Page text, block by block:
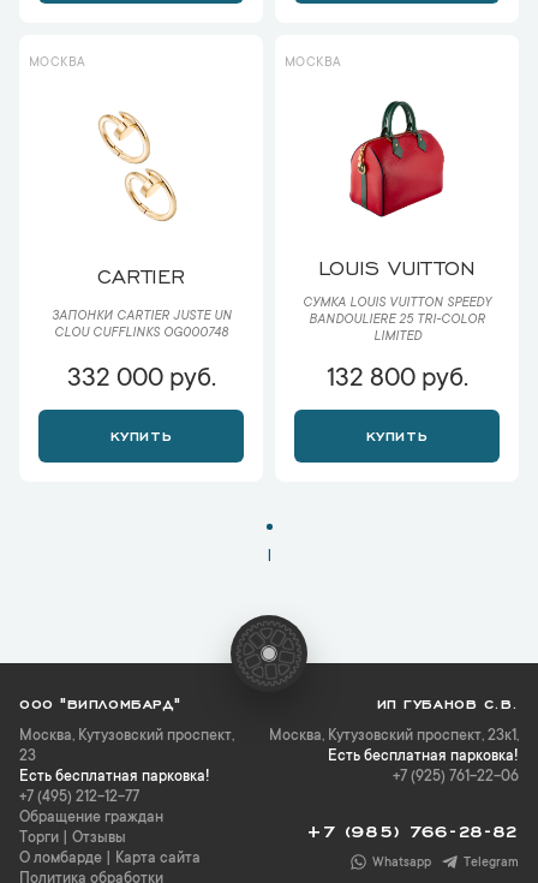
МОСКВА
CARTIER
ЗАПОНКИ CARTIER JUSTE UN
CLOU CUFFLINKS OG000748
332 000 руб.
КУПИТЬ
МОСКВА
LOUIS VUITTON
СУМКА LOUIS VUITTON SPEEDY
BANDOULIЕRE 25 TRI-COLOR
LIMITED
132 800 руб.
КУПИТЬ
1
ООО "ВИПЛОМБАРД"
Москва, Кутузовский проспект,
23
Есть бесплатная парковка!
+7 (495) 212-12-77
Обращение граждан
Торги
Отзывы
О ломбарде
Карта сайта
Политика обработки
ИП ГУБАНОВ С.В.
Москва, Кутузовский проспект, 23к1,
Есть бесплатная парковка!
+7 (925) 761-22-06
+7 (985) 766-28-82
Whatsapp Telegram